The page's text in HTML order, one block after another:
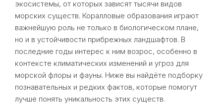
экосистемы, от которых зависят тысячи видов
морских существ. Коралловые образования играют
важнейшую роль не только в биологическом плане,
но и в устойчивости прибрежных ландшафтов. В
последние годы интерес к ним возрос, особенно в
контексте климатических изменений и угроз для
морской флоры и фауны. Ниже вы найдёте подборку
познавательных и редких фактов, которые помогут
лучше понять уникальность этих существ.